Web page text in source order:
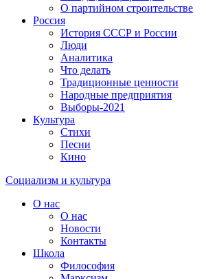
О партийном строительстве
Россия
История СССР и России
Люди
Аналитика
Что делать
Традиционные ценности
Народные предприятия
Выборы-2021
Культура
Стихи
Песни
Кино
Социализм и культура
О нас
О нас
Новости
Контакты
Школа
Философия